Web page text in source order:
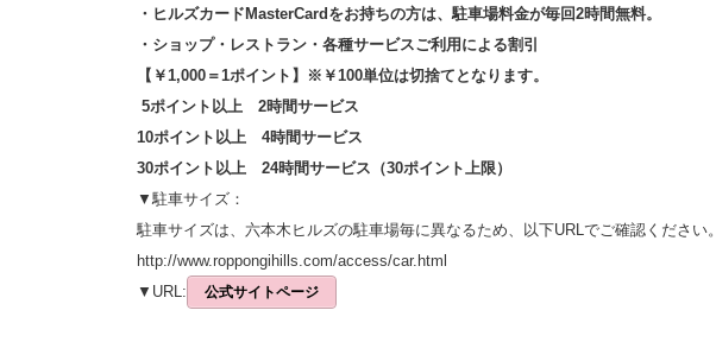
・ヒルズカードMasterCardをお持ちの方は、駐車場料金が毎回2時間無料。
・ショップ・レストラン・各種サービスご利用による割引
【￥1,000＝1ポイント】※￥100単位は切捨てとなります。
5ポイント以上 2時間サービス
10ポイント以上 4時間サービス
30ポイント以上 24時間サービス（30ポイント上限）
▼駐車サイズ：
駐車サイズは、六本木ヒルズの駐車場毎に異なるため、以下URLでご確認ください。
http://www.roppongihills.com/access/car.html
▼URL:
公式サイトページ